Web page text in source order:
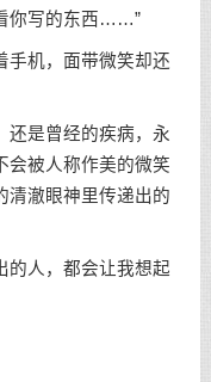
你写的东西……”
机，面带微笑却还
是曾经的疾病，永
会被人称作美的微笑
清澈眼神里传递出的
人，都会让我想起